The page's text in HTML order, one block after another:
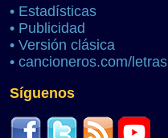
• Estadísticas
• Publicidad
• Versión clásica
• cancioneros.com/letras
Síguenos